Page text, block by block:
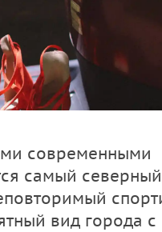
современными
самый северный
вид города с